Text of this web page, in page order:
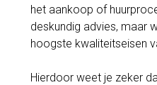
het aankoop of
deskundig advies, maar
hoogste kwaliteitseisen
Hierdoor weet je zeker